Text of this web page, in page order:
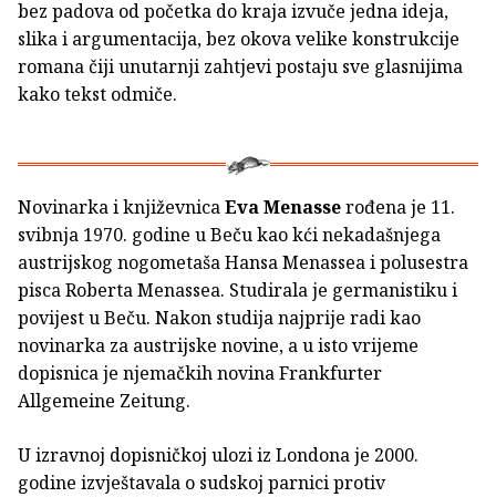
bez padova od početka do kraja izvuče jedna ideja,
slika i argumentacija, bez okova velike konstrukcije
romana čiji unutarnji zahtjevi postaju sve glasnijima
kako tekst odmiče.
Novinarka i književnicaEva Menasserođena je 11.
svibnja 1970. godine u Beču kao kći nekadašnjega
austrijskog nogometaša Hansa Menassea i polusestra
pisca Roberta Menassea. Studirala je germanistiku i
povijest u Beču. Nakon studija najprije radi kao
novinarka za austrijske novine, a u isto vrijeme
dopisnica je njemačkih novina Frankfurter
Allgemeine Zeitung.
U izravnoj dopisničkoj ulozi iz Londona je 2000.
godine izvještavala o sudskoj parnici protiv